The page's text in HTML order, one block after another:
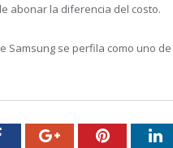
abonar la diferencia del costo.
Samsung se perfila como uno
FacebookGoogle+Pinterest